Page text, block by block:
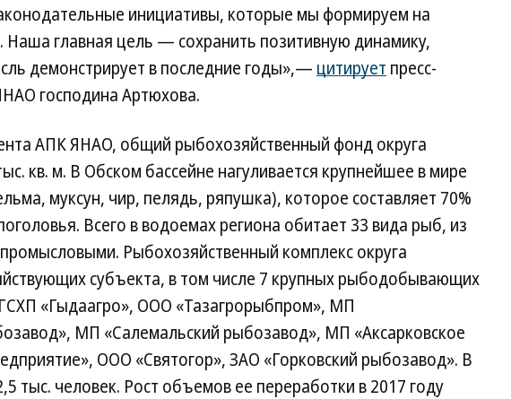
инициативы, которые мы формируем на
Наша главная цель — сохранить позитивную динамику,
демонстрирует в последние годы»,— цитирует пресс-
господина Артюхова.
АПК ЯНАО, общий рыбохозяйственный фонд округа
кв. м. В Обском бассейне нагуливается крупнейшее в мире
муксун, чир, пелядь, ряпушка), которое составляет 70%
Всего в водоемах региона обитает 33 вида рыб, из
Рыбохозяйственный комплекс округа
субъекта, в том числе 7 крупных рыбодобывающих
«Гыдаагро», ООО «Тазагрорыбпром», МП
МП «Салемальский рыбозавод», МП «Аксарковское
ООО «Святогор», ЗАО «Горковский рыбозавод». В
тыс. человек. Рост объемов ее переработки в 2017 году